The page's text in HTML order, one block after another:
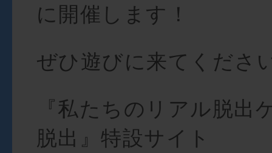
に開催します！
ぜひ遊びに来てくださ
『私たちのリアル脱出
脱出』特設サイト